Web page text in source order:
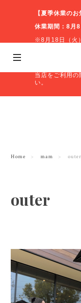
【夏季休業のお
休業期間：8月
※8月18日（火
休業期間中の
につきまして
当店をご利用の
い。
Home mam outer
outer